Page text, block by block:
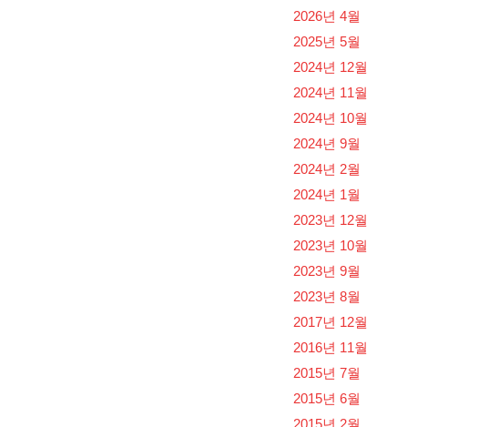
2026년 4월
2025년 5월
2024년 12월
2024년 11월
2024년 10월
2024년 9월
2024년 2월
2024년 1월
2023년 12월
2023년 10월
2023년 9월
2023년 8월
2017년 12월
2016년 11월
2015년 7월
2015년 6월
2015년 2월